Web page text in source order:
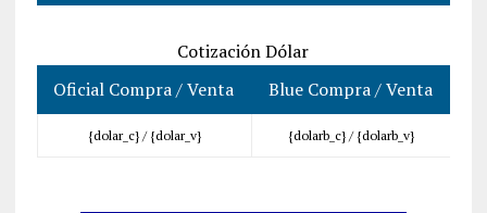
Cotización Dólar
Oficial Compra / Venta
Blue Compra / Venta
{dolar_c} / {dolar_v} {dolarb_c} / {dolarb_v}